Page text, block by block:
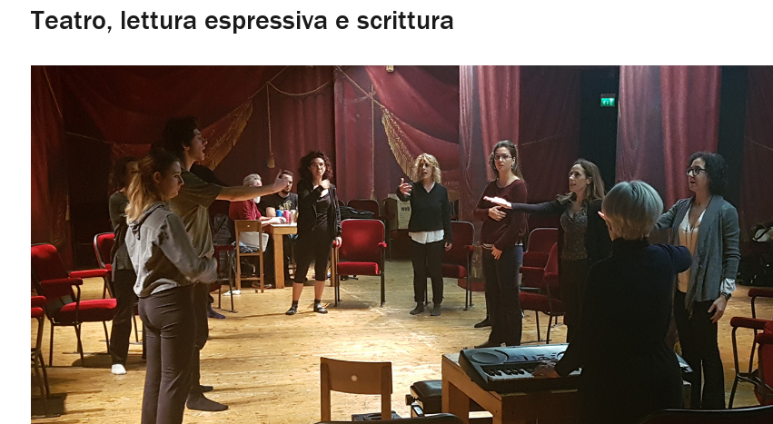
Teatro, lettura espressiva e scrittura